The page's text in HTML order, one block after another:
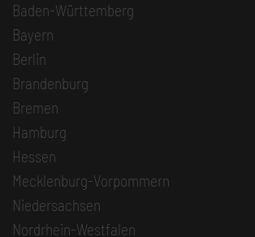
Baden-Württemberg
Bayern
Berlin
Brandenburg
Bremen
Hamburg
Hessen
Mecklenburg-Vorpommern
Niedersachsen
Nordrhein-Westfalen